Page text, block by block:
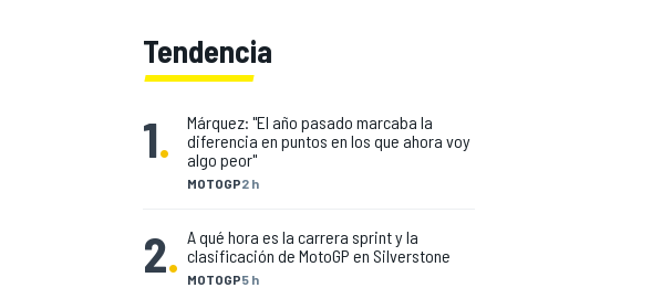
Tendencia
1.
MOTOGP2 h
Márquez: "El año pasado marcaba la
diferencia en puntos en los que ahora voy
algo peor"
2. MOTOGP5 h
A qué hora es la carrera sprint y la
clasificación de MotoGP en Silverstone